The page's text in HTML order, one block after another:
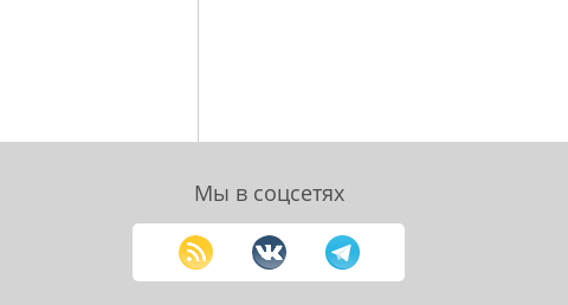
Мы в соцсетях